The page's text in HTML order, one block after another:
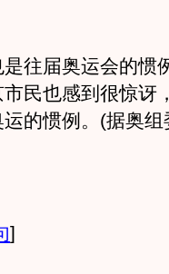
往届奥运会的惯
民也感到很惊讶
的惯例。(据奥
]